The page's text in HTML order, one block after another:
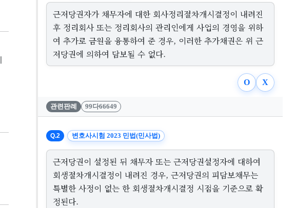
근저당권자가 채무자에 대한 회사정리절차개시결정이 내려진
후 정리회사 또는 정리회사의 관리인에게 사업의 경영을 위하
여 추가로 금원을 융통하여 준 경우, 이러한 추가채권은 위 근
저당권에 의하여 담보될 수 없다.
O X
관련판례 99다66649
Q.2 변호사시험 2023 민법(민사법)
근저당권이 설정된 뒤 채무자 또는 근저당권설정자에 대하여
회생절차개시결정이 내려진 경우, 근저당권의 피담보채무는
특별한 사정이 없는 한 회생절차개시결정 시점을 기준으로 확
정된다.